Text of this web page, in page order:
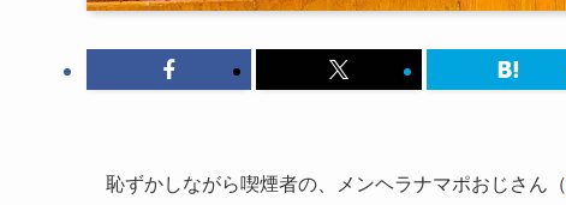
恥ずかしながら喫煙者の、メンヘラナマポおじさん（